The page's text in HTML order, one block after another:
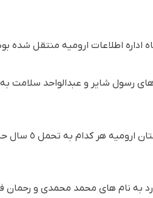
ادارە اطلاعات ارومیە منتقل شدە
رسول شایر و عبدالواحد سلامت
این دو شهروند کورد